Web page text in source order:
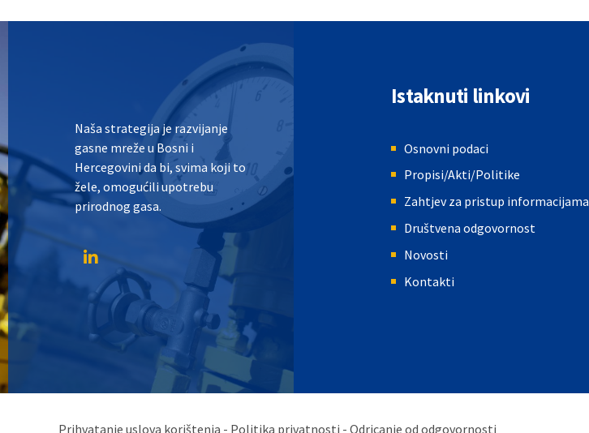
Naša strategija je razvijanje
gasne mreže u Bosni i
Hercegovini da bi, svima koji to
žele, omogućili upotrebu
prirodnog gasa.
Istaknuti linkovi
Osnovni podaci
Propisi/Akti/Politike
Zahtjev za pristup informacijama
Društvena odgovornost
Novosti
Kontakti
Prihvatanje uslova korištenja - Politika privatnosti - Odricanje od odgovornosti